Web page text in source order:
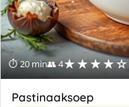
⏱ 20 min👥 4★★★★☆
Pastinaaksoep